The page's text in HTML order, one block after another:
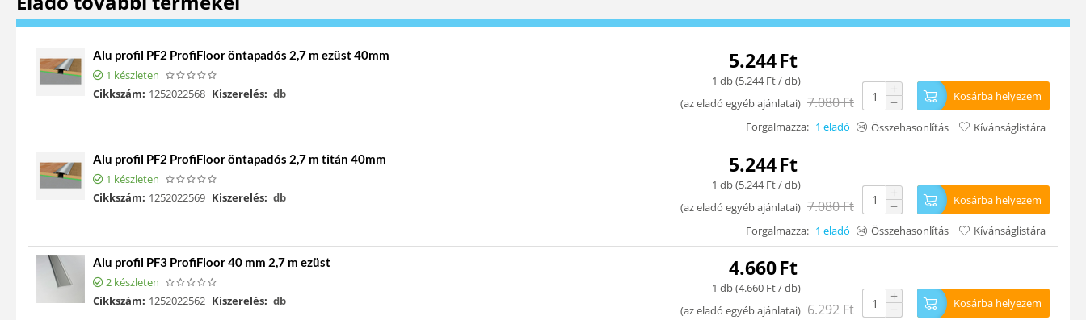
Alu profil PF2 ProfiFloor öntapadós 2,7 m ezüst 40mm
1 készleten
Cikkszám: 1252022568 Kiszerelés: db
5.244Ft
1 db (5.244Ft/ db)
(az eladó egyéb ajánlatai) 7.080Ft
+
− Kosárba helyezem
Forgalmazza: 1 eladó Összehasonlítás Kívánságlistára
Alu profil PF2 ProfiFloor öntapadós 2,7 m titán 40mm
1 készleten
Cikkszám: 1252022569 Kiszerelés: db
5.244Ft
1 db (5.244Ft/ db)
(az eladó egyéb ajánlatai) 7.080Ft
+
− Kosárba helyezem
Forgalmazza: 1 eladó Összehasonlítás Kívánságlistára
Alu profil PF3 ProfiFloor 40 mm 2,7 m ezüst
2 készleten
Cikkszám: 1252022562 Kiszerelés: db
4.660Ft
1 db (4.660 Ft/ db)
(az eladó egyéb ajánlatai) 6.292Ft
+
− Kosárba helyezem